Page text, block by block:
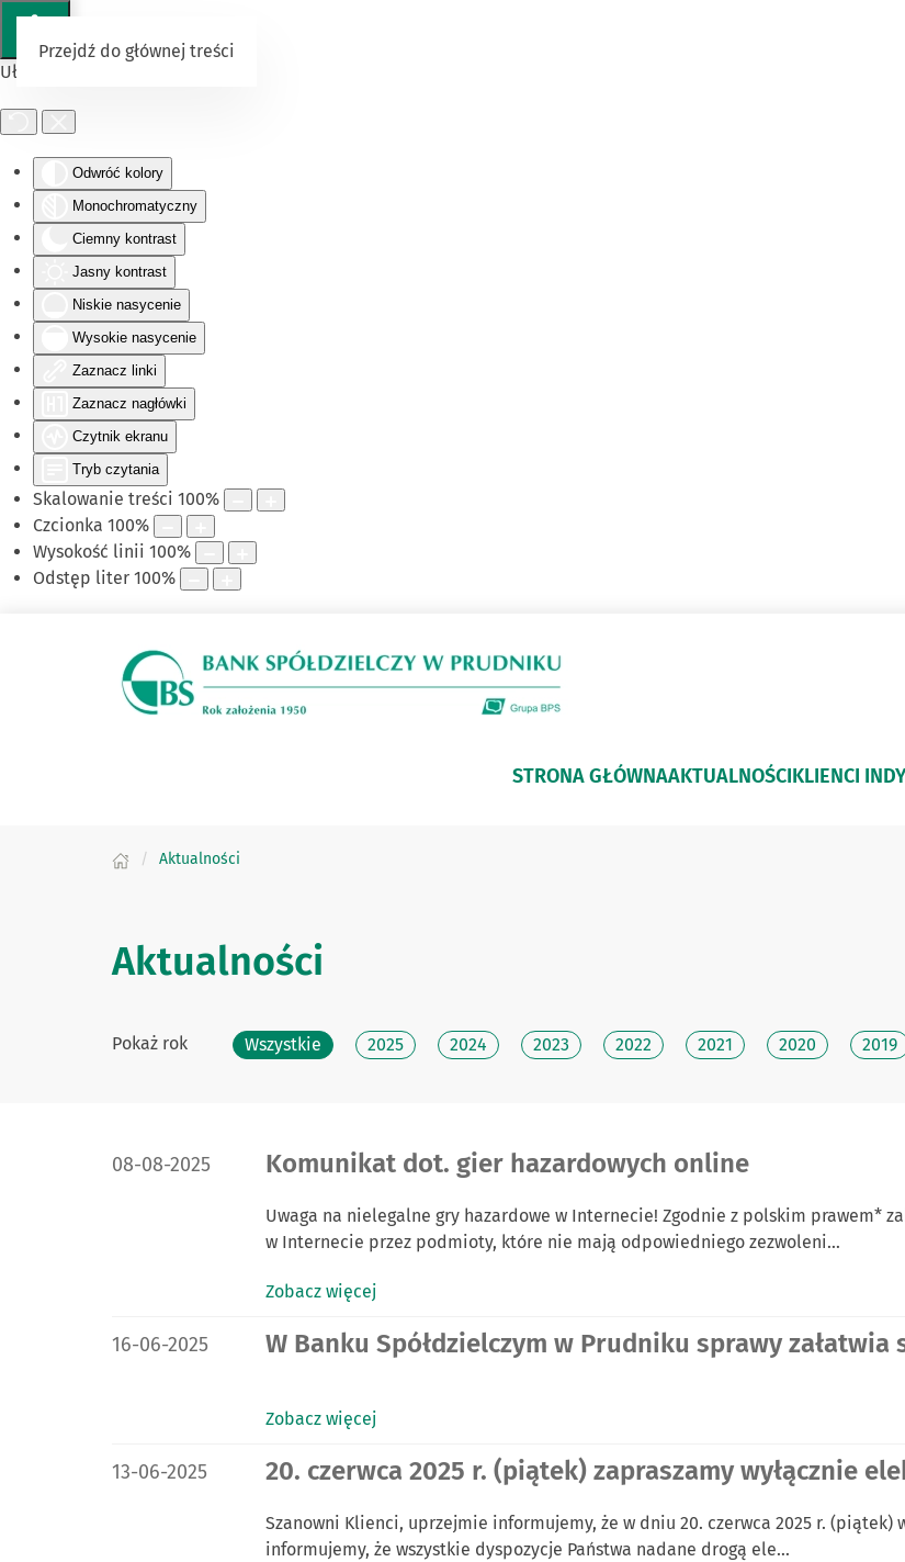
Ułatwienia dostępu
Odwróć kolory
Monochromatyczny
Ciemny kontrast
Jasny kontrast
Niskie nasycenie
Wysokie nasycenie
Zaznacz linki
Zaznacz nagłówki
Czytnik ekranu
Tryb czytania
Skalowanie treści 100%
Czcionka 100%
Wysokość linii 100%
Odstęp liter 100%
Przejdź do głównej treści
STRONA GŁÓWNAAKTUALNOŚCIKLIENCI
Aktualności
Aktualności
Pokaż rok Wszystkie 2025 2024 2023 2022 2021 2020 2019
DATA PUBLIKACJI:
08-08-2025 Komunikat dot. gier hazardowych online
Uwaga na nielegalne gry hazardowe w Internecie! Zgodnie z polskim prawem*
w Internecie przez podmioty, które nie mają odpowiedniego zezwoleni…
Zobacz więcej
DATA PUBLIKACJI:
16-06-2025 W Banku Spółdzielczym w Prudniku sprawy załatwia
Zobacz więcej
DATA PUBLIKACJI:
13-06-2025 20. czerwca 2025 r. (piątek) zapraszamy wyłącznie
Szanowni Klienci, uprzejmie informujemy, że w dniu 20. czerwca 2025 r.
informujemy, że wszystkie dyspozycje Państwa nadane drogą ele…